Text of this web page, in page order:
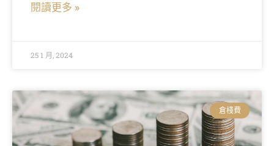
閱讀更多 »
25 1 月, 2024
倉棧費